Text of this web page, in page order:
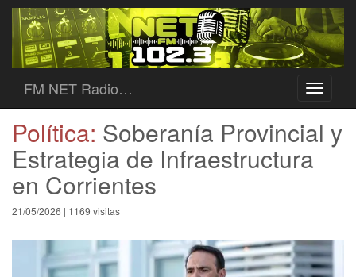
Toggle
FM NET Radio…
Política: Soberanía Provincial y
Estrategia de Infraestructura
en Corrientes
21/05/2026 | 1169 visitas